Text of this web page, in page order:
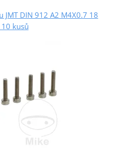
DIN 912 A2 M4X0.7 18
kusů